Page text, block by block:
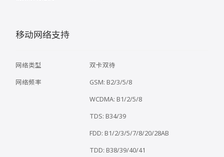
移动网络支持
网络类型
网络频率
双卡双待
GSM: B2/3/5/8
WCDMA: B1/2/5/8
TDS: B34/39
FDD: B1/2/3/5/7/8/20/28AB
TDD: B38/39/40/41